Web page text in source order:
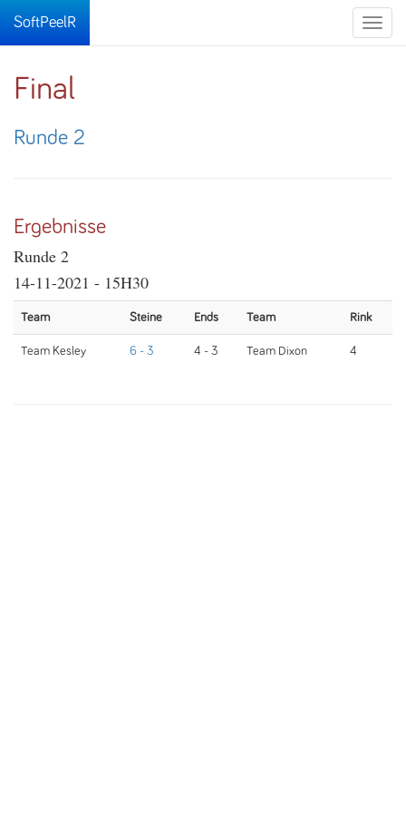
Toggle
SoftPeelR
Final
Runde 2
Ergebnisse
Runde 2
14-11-2021 - 15H30
Team Steine Ends Team Rink
Team Kesley 6 - 3 4 - 3 Team Dixon 4